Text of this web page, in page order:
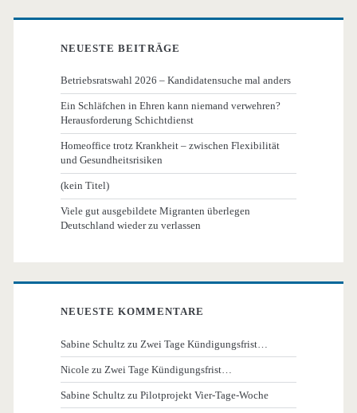
NEUESTE BEITRÄGE
Betriebsratswahl 2026 – Kandidatensuche mal anders
Ein Schläfchen in Ehren kann niemand verwehren?
Herausforderung Schichtdienst
Homeoffice trotz Krankheit – zwischen Flexibilität
und Gesundheitsrisiken
(kein Titel)
Viele gut ausgebildete Migranten überlegen
Deutschland wieder zu verlassen
NEUESTE KOMMENTARE
Sabine Schultz zu Zwei Tage Kündigungsfrist…
Nicole zu Zwei Tage Kündigungsfrist…
Sabine Schultz zuPilotprojekt Vier-Tage-Woche